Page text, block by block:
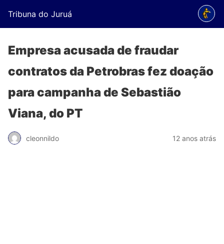
Tribuna do Juruá
Empresa acusada de fraudar
contratos da Petrobras fez doação
para campanha de Sebastião
Viana, do PT
cleonnildo 12 anos atrás